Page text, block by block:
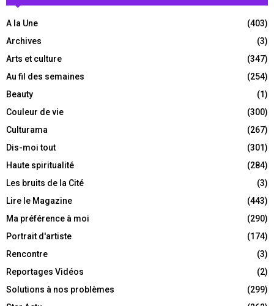
A la Une
(403)
Archives
(3)
Arts et culture
(347)
Au fil des semaines
(254)
Beauty
(1)
Couleur de vie
(300)
Culturama
(267)
Dis-moi tout
(301)
Haute spiritualité
(284)
Les bruits de la Cité
(3)
Lire le Magazine
(443)
Ma préférence à moi
(290)
Portrait d'artiste
(174)
Rencontre
(3)
Reportages Vidéos
(2)
Solutions à nos problèmes
(299)